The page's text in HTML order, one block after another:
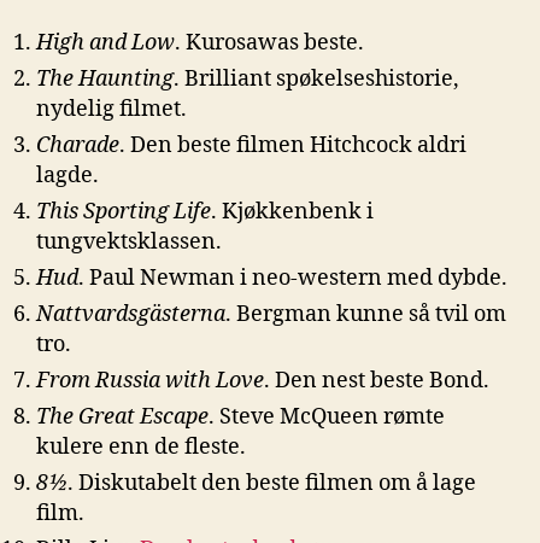
High and Low. Kurosawas beste.
The Haunting. Brilliant spøkelseshistorie,
nydelig filmet.
Charade. Den beste filmen Hitchcock aldri
lagde.
This Sporting Life. Kjøkkenbenk i
tungvektsklassen.
Hud. Paul Newman i neo-western med dybde.
Nattvardsgästerna. Bergman kunne så tvil om
tro.
From Russia with Love. Den nest beste Bond.
The Great Escape. Steve McQueen rømte
kulere enn de fleste.
8½. Diskutabelt den beste filmen om å lage
film.